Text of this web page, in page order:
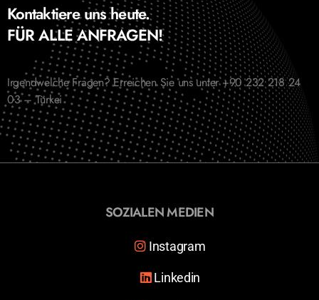
Kontaktiere uns heute.
FÜR ALLE ANFRAGEN!
Irgendwelche Fragen? Erreichen Sie uns unter +90 232 218 24
03 – Türkei
SOZIALEN MEDIEN
Instagram
Linkedin